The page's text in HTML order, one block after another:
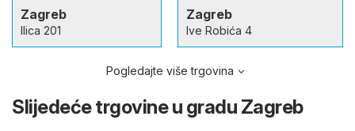
Zagreb
Ilica 201
Zagreb
Ive Robića 4
Pogledajte više trgovina
Slijedeće trgovine u gradu Zagreb